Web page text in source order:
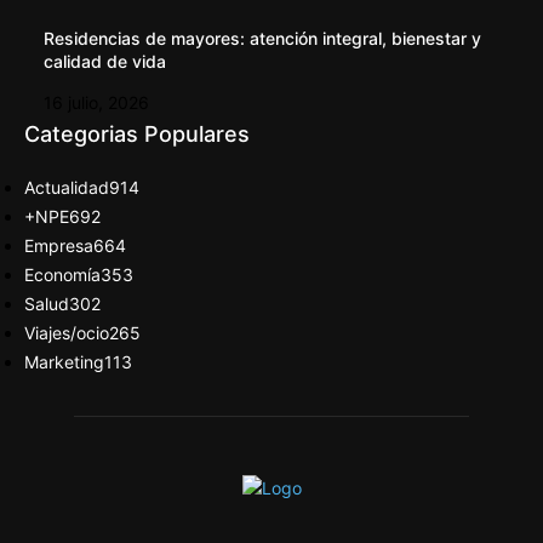
Residencias de mayores: atención integral, bienestar y
calidad de vida
Categorias Populares
Actualidad914
+NPE692
Empresa664
Economía353
Salud302
Viajes/ocio265
Marketing113